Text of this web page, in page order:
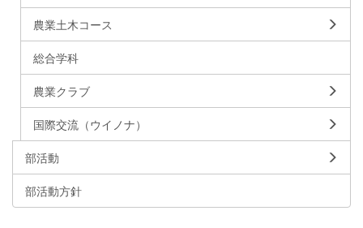
農業土木コース
総合学科
農業クラブ
国際交流（ウイノナ）
部活動
部活動方針